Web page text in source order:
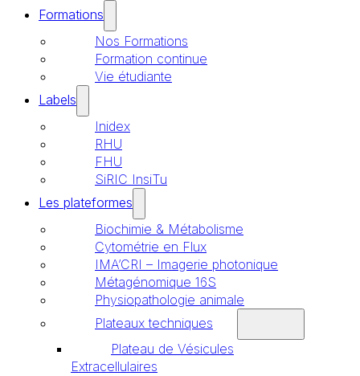
Formations
Nos Formations
Formation continue
Vie étudiante
Labels
Inidex
RHU
FHU
SiRIC InsiTu
Les plateformes
Biochimie & Métabolisme
Cytométrie en Flux
IMA’CRI – Imagerie photonique
Métagénomique 16S
Physiopathologie animale
Plateaux techniques
Plateau de Vésicules
Extracellulaires